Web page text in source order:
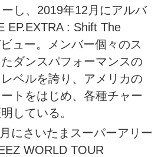
し、2019年12月にアルバ
EP.EXTRA : Shift The
ュー。メンバー個々のス
ダンスパフォーマンスの
ベルを誇り、アメリカの
トをはじめ、各種チャー
している。
にさいたまスーパーアリー
WORLD TOUR